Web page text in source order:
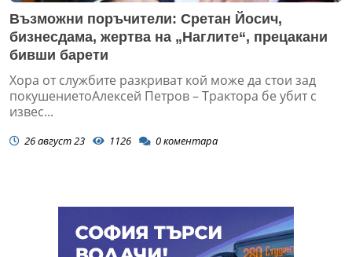
Възможни поръчители: Сретан Йосич,
бизнесдама, жертва на „Наглите“, прецакани
бивши барети
Хора от службите разкриват кой може да стои зад
покушениетоАлексей Петров – Трактора бе убит с
извес...
26 август 23 1126 0коментара